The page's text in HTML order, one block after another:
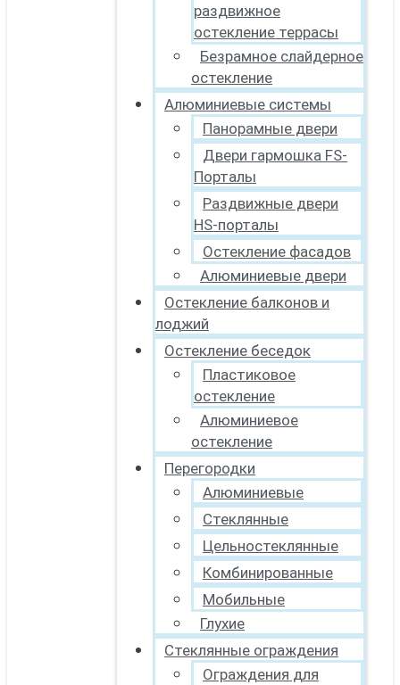
раздвижное
остекление террасы
Безрамное слайдерное
остекление
Алюминиевые системы
Панорамные двери
Двери гармошка FS-
Порталы
Раздвижные двери
HS-порталы
Остекление фасадов
Алюминиевые двери
Остекление балконов и
лоджий
Остекление беседок
Пластиковое
остекление
Алюминиевое
остекление
Перегородки
Алюминиевые
Стеклянные
Цельностеклянные
Комбинированные
Мобильные
Глухие
Стеклянные ограждения
Ограждения для